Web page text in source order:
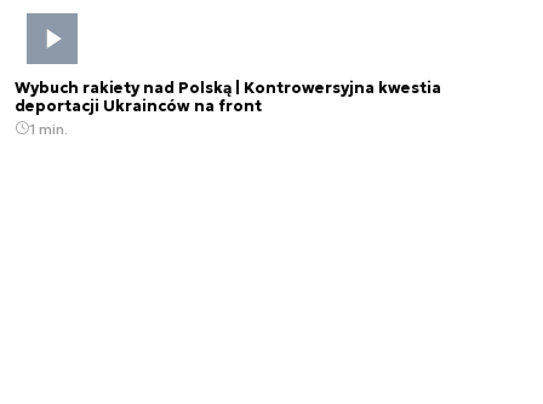
Wybuch rakiety nad Polską | Kontrowersyjna kwestia
deportacji Ukrainców na front
1 min.